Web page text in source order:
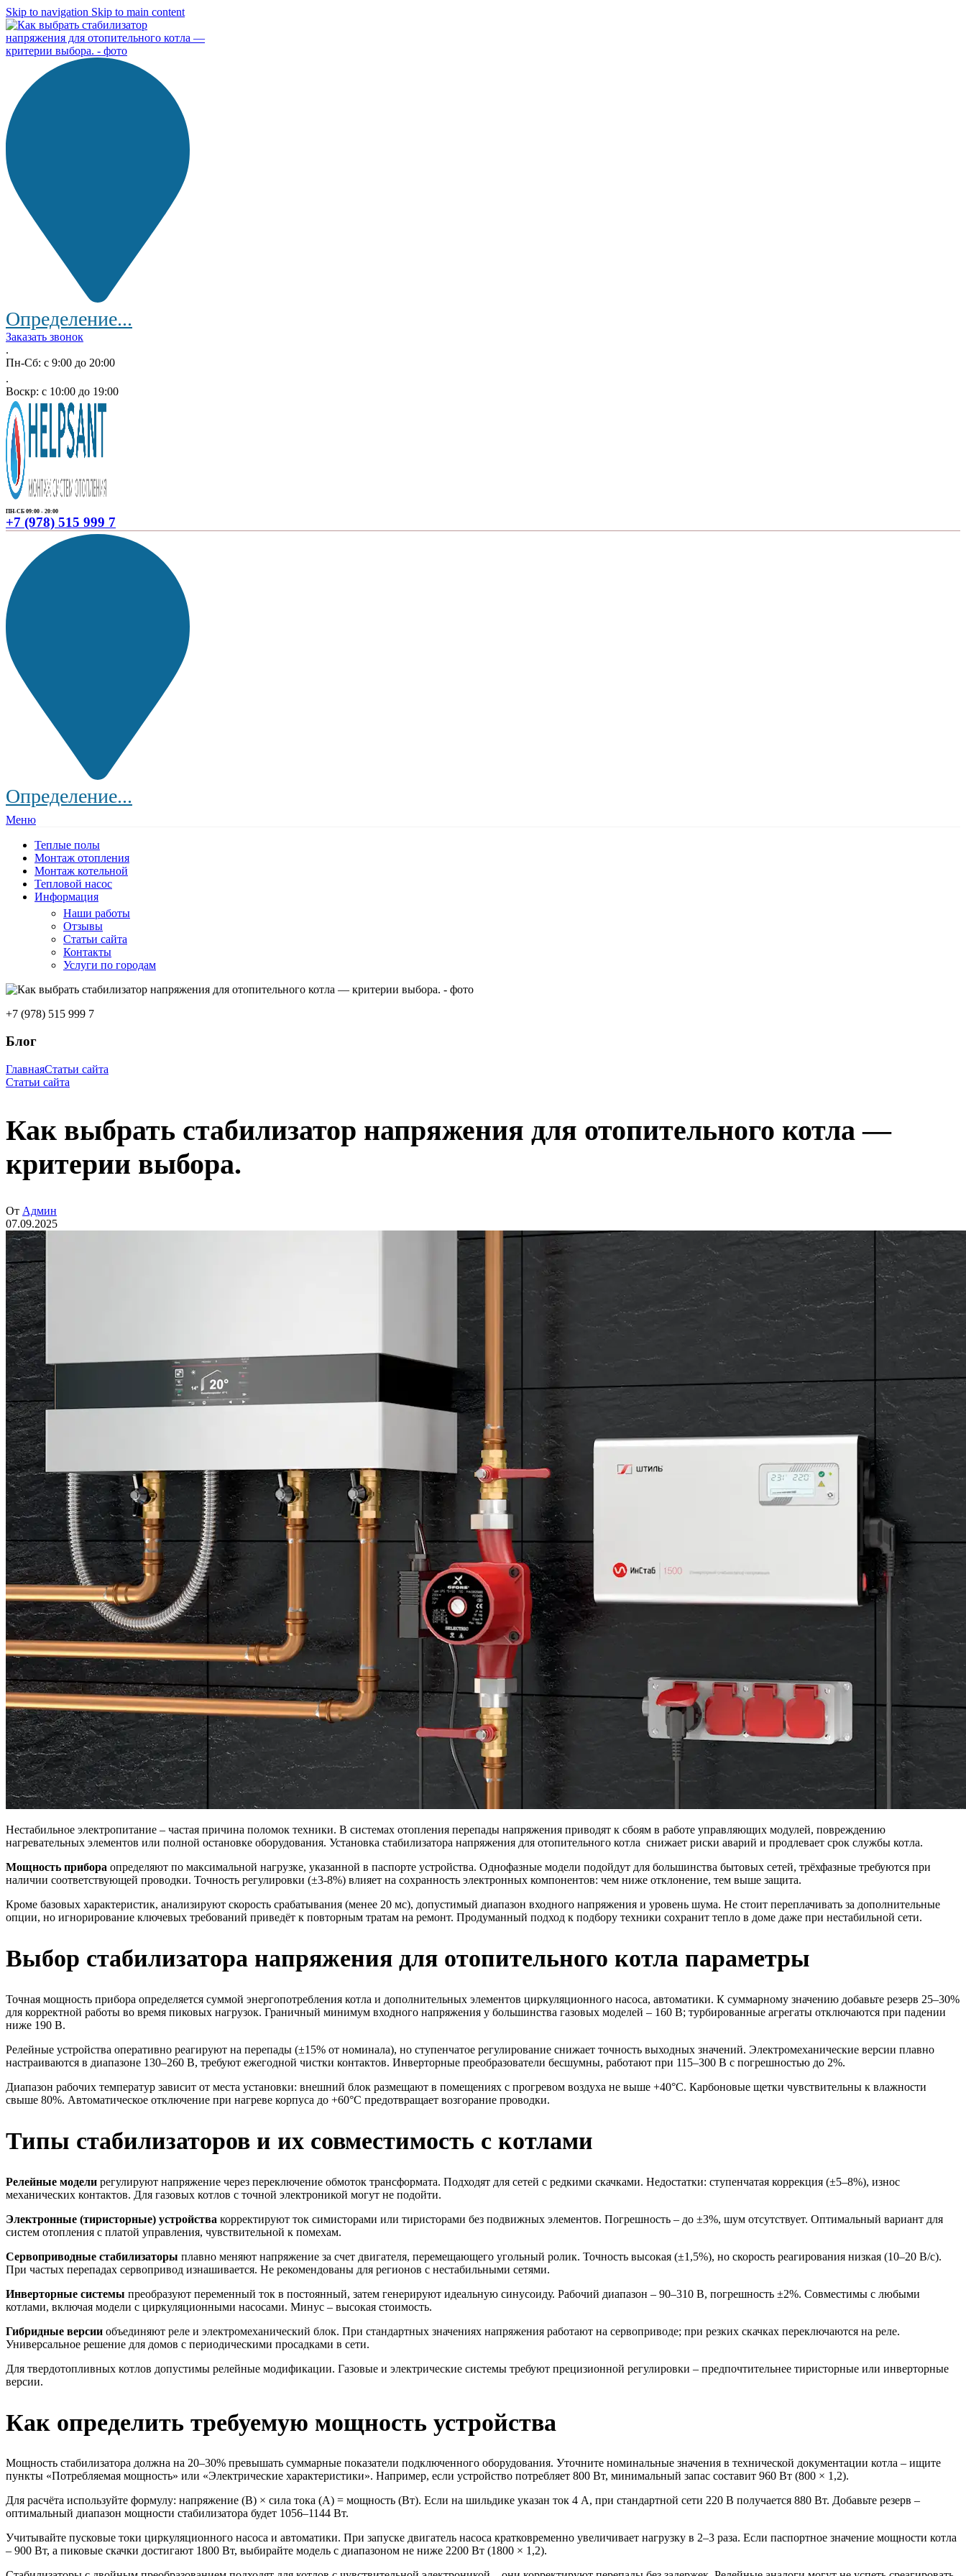
Skip to navigation Skip to main content
Определение...
Заказать звонок
.
Пн-Сб: с 9:00 до 20:00
.
Воскр: с 10:00 до 19:00
ПН-СБ 09:00 - 20:00
+7 (978) 515 999 7
Определение...
Меню
Теплые полы
Монтаж отопления
Монтаж котельной
Тепловой насос
Информация
Наши работы
Отзывы
Статьи сайта
Контакты
Услуги по городам
+7 (978) 515 999 7
Блог
ГлавнаяСтатьи сайта
Статьи сайта
Как выбрать стабилизатор напряжения для отопительного котла —
критерии выбора.
От Админ
07.09.2025
Нестабильное электропитание – частая причина поломок техники. В системах отопления перепады напряжения приводят к сбоям в работе управляющих модулей, повреждению
нагревательных элементов или полной остановке оборудования. Установка стабилизатора напряжения для отопительного котла снижает риски аварий и продлевает срок службы котла.
Мощность прибора определяют по максимальной нагрузке, указанной в паспорте устройства. Однофазные модели подойдут для большинства бытовых сетей, трёхфазные требуются при
наличии соответствующей проводки. Точность регулировки (±3-8%) влияет на сохранность электронных компонентов: чем ниже отклонение, тем выше защита.
Кроме базовых характеристик, анализируют скорость срабатывания (менее 20 мс), допустимый диапазон входного напряжения и уровень шума. Не стоит переплачивать за дополнительные
опции, но игнорирование ключевых требований приведёт к повторным тратам на ремонт. Продуманный подход к подбору техники сохранит тепло в доме даже при нестабильной сети.
Выбор стабилизатора напряжения для отопительного котла параметры
Точная мощность прибора определяется суммой энергопотребления котла и дополнительных элементов циркуляционного насоса, автоматики. К суммарному значению добавьте резерв 25–30%
для корректной работы во время пиковых нагрузок. Граничный минимум входного напряжения у большинства газовых моделей – 160 В; турбированные агрегаты отключаются при падении
ниже 190 В.
Релейные устройства оперативно реагируют на перепады (±15% от номинала), но ступенчатое регулирование снижает точность выходных значений. Электромеханические версии плавно
настраиваются в диапазоне 130–260 В, требуют ежегодной чистки контактов. Инверторные преобразователи бесшумны, работают при 115–300 В с погрешностью до 2%.
Диапазон рабочих температур зависит от места установки: внешний блок размещают в помещениях с прогревом воздуха не выше +40°С. Карбоновые щетки чувствительны к влажности
свыше 80%. Автоматическое отключение при нагреве корпуса до +60°С предотвращает возгорание проводки.
Типы стабилизаторов и их совместимость с котлами
Релейные модели регулируют напряжение через переключение обмоток трансформата. Подходят для сетей с редкими скачками. Недостатки: ступенчатая коррекция (±5–8%), износ
механических контактов. Для газовых котлов с точной электроникой могут не подойти.
Электронные (тиристорные) устройства корректируют ток симисторами или тиристорами без подвижных элементов. Погрешность – до ±3%, шум отсутствует. Оптимальный вариант для
систем отопления с платой управления, чувствительной к помехам.
Сервоприводные стабилизаторы плавно меняют напряжение за счет двигателя, перемещающего угольный ролик. Точность высокая (±1,5%), но скорость реагирования низкая (10–20 В/с).
При частых перепадах сервопривод изнашивается. Не рекомендованы для регионов с нестабильными сетями.
Инверторные системы преобразуют переменный ток в постоянный, затем генерируют идеальную синусоиду. Рабочий диапазон – 90–310 В, погрешность ±2%. Совместимы с любыми
котлами, включая модели с циркуляционными насосами. Минус – высокая стоимость.
Гибридные версии объединяют реле и электромеханический блок. При стандартных значениях напряжения работают на сервоприводе; при резких скачках переключаются на реле.
Универсальное решение для домов с периодическими просадками в сети.
Для твердотопливных котлов допустимы релейные модификации. Газовые и электрические системы требуют прецизионной регулировки – предпочтительнее тиристорные или инверторные
версии.
Как определить требуемую мощность устройства
Мощность стабилизатора должна на 20–30% превышать суммарные показатели подключенного оборудования. Уточните номинальные значения в технической документации котла – ищите
пункты «Потребляемая мощность» или «Электрические характеристики». Например, если устройство потребляет 800 Вт, минимальный запас составит 960 Вт (800 × 1,2).
Для расчёта используйте формулу: напряжение (В) × сила тока (А) = мощность (Вт). Если на шильдике указан ток 4 А, при стандартной сети 220 В получается 880 Вт. Добавьте резерв –
оптимальный диапазон мощности стабилизатора будет 1056–1144 Вт.
Учитывайте пусковые токи циркуляционного насоса и автоматики. При запуске двигатель насоса кратковременно увеличивает нагрузку в 2–3 раза. Если паспортное значение мощности котла
– 900 Вт, а пиковые скачки достигают 1800 Вт, выбирайте модель с диапазоном не ниже 2200 Вт (1800 × 1,2).